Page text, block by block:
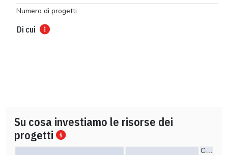
Numero di progetti
Di cui
Su cosa investiamo le risorse dei
progetti
C…